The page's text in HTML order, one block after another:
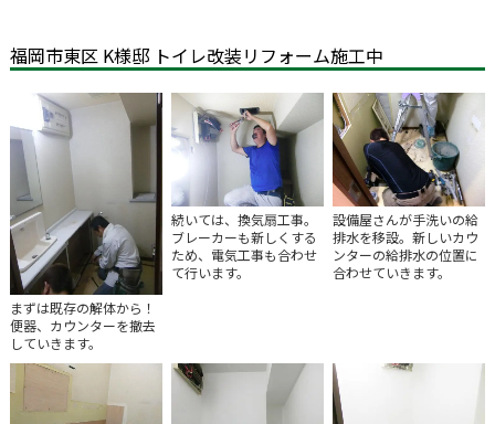
福岡市東区 K様邸 トイレ改装リフォーム施工中
まずは既存の解体から！
便器、カウンターを撤去
していきます。
続いては、換気扇工事。
ブレーカーも新しくする
ため、電気工事も合わせ
て行います。
設備屋さんが手洗いの給
排水を移設。新しいカウ
ンターの給排水の位置に
合わせていきます。